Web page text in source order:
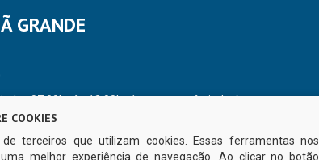
GRANDE
das 07:00hs às 13:00hs (exceto nos feriados)
COOKIES
de terceiros que utilizam cookies. Essas ferramentas nos
melhor experiência de navegação. Ao clicar no botão